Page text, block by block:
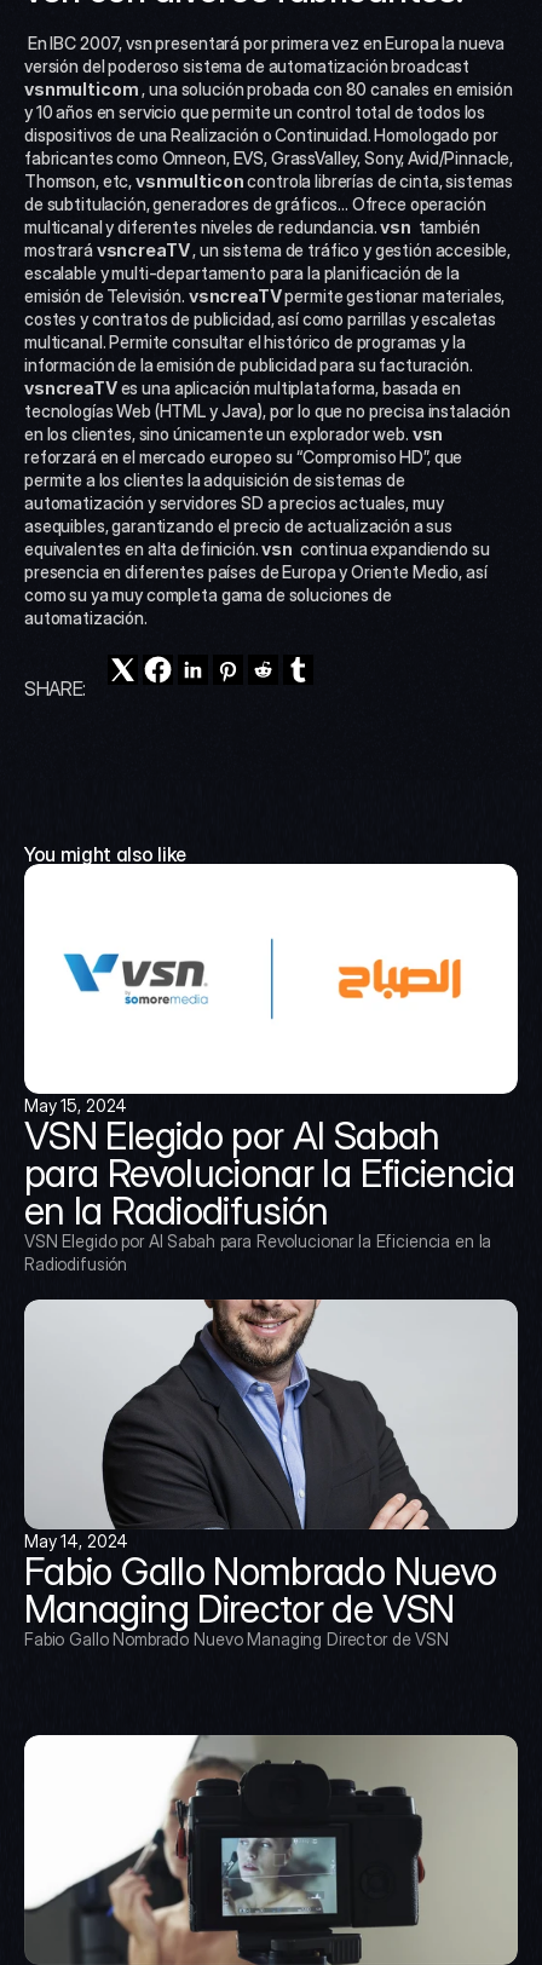
vsnmulticom , una solución probada con 80 canales en emisión
y 10 años en servicio que permite un control total de todos los
dispositivos de una Realización o Continuidad. Homologado por
fabricantes como Omneon, EVS, GrassValley, Sony, Avid/Pinnacle,
Thomson, etc, vsnmulticon controla librerías de cinta, sistemas
de subtitulación, generadores de gráficos... Ofrece operación
multicanal y diferentes niveles de redundancia. vsn también
mostrará vsncreaTV , un sistema de tráfico y gestión accesible,
escalable y multi-departamento para la planificación de la
emisión de Televisión. vsncreaTV permite gestionar materiales,
costes y contratos de publicidad, así como parrillas y escaletas
multicanal. Permite consultar el histórico de programas y la
vsncreaTV es una aplicación multiplataforma, basada en
tecnologías Web (HTML y Java), por lo que no precisa instalación
en los clientes, sino únicamente un explorador web.
reforzará en el mercado europeo su “Compromiso HD”, que
permite a los clientes la adquisición de sistemas de
automatización y servidores SD a precios actuales, muy
asequibles, garantizando el precio de actualización a sus
equivalentes en alta definición. vsn continua expandiendo su
presencia en diferentes países de Europa y Oriente Medio, así
como su ya muy completa gama de soluciones de
automatización.
SHARE:
You might also like
May 15, 2024
VSN Elegido por Al Sabah
para Revolucionar la Eficiencia
en la Radiodifusión
VSN Elegido por Al Sabah para Revolucionar la Eficiencia en la
Radiodifusión
May 14, 2024
Fabio Gallo Nombrado Nuevo
Managing Director de VSN
Fabio Gallo Nombrado Nuevo Managing Director de VSN